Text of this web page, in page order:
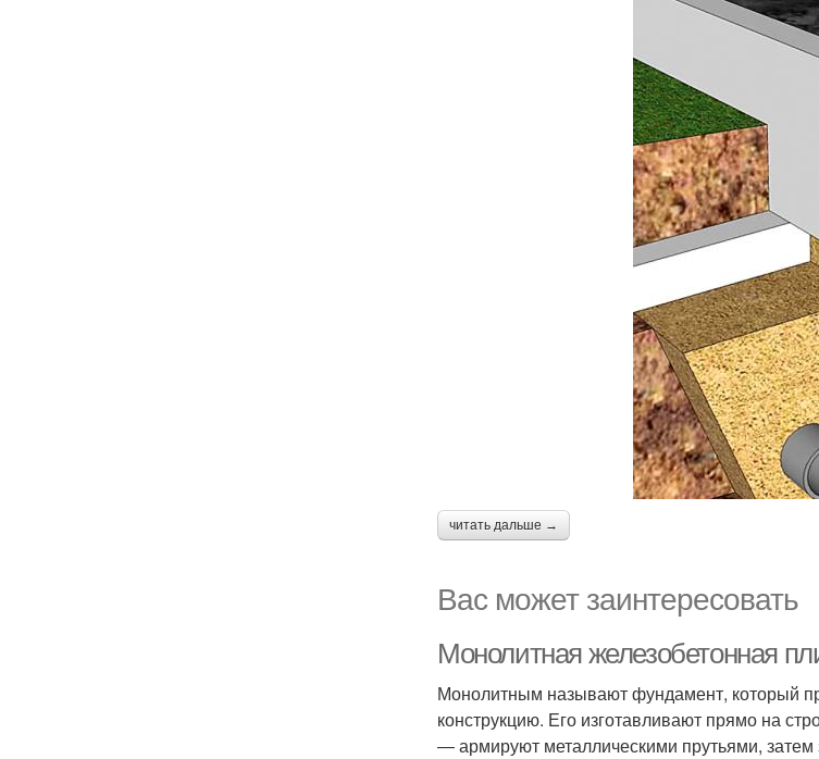
читать дальше →
Вас может заинтересовать
Монолитная железобетонная
Монолитным называют фундамент, который
конструкцию. Его изготавливают прямо на
― армируют металлическими прутьями, затем